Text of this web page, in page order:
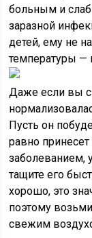
больным и
заразной
детей, ему не
температуры —
Даже если вы
Пусть он
равно
заболеванием,
тащите его
хорошо, это
поэтому
свежим